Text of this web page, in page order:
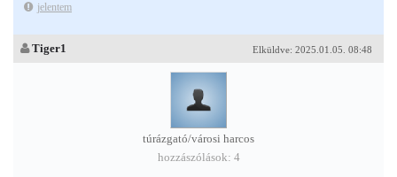
jelentem
Elküldve: 2025.01.05. 08:48
Tiger1
túrázgató/városi harcos
hozzászólások: 4